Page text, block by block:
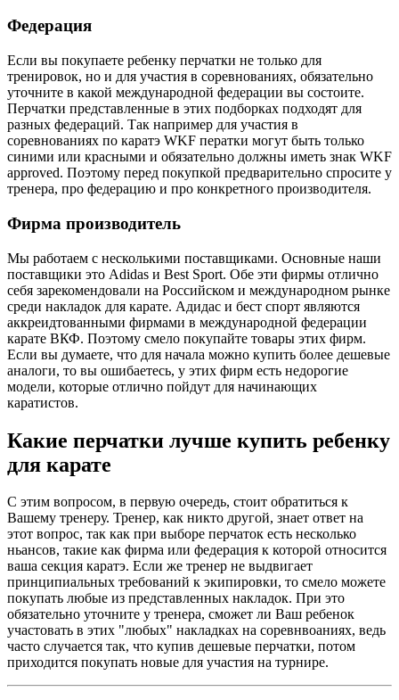
Федерация
Если вы покупаете ребенку перчатки не только для
тренировок, но и для участия в соревнованиях, обязательно
уточните в какой международной федерации вы состоите.
Перчатки представленные в этих подборках подходят для
разных федераций. Так например для участия в
соревнованиях по каратэ WKF ператки могут быть только
синими или красными и обязательно должны иметь знак WKF
approved. Поэтому перед покупкой предварительно спросите у
тренера, про федерацию и про конкретного производителя.
Фирма производитель
Мы работаем с несколькими поставщиками. Основные наши
поставщики это Adidas и Best Sport. Обе эти фирмы отлично
себя зарекомендовали на Российском и международном рынке
среди накладок для карате. Адидас и бест спорт являются
аккреидтованными фирмами в международной федерации
карате ВКФ. Поэтому смело покупайте товары этих фирм.
Если вы думаете, что для начала можно купить более дешевые
аналоги, то вы ошибаетесь, у этих фирм есть недорогие
модели, которые отлично пойдут для начинающих
каратистов.
Какие перчатки лучше купить ребенку
для карате
С этим вопросом, в первую очередь, стоит обратиться к
Вашему тренеру. Тренер, как никто другой, знает ответ на
этот вопрос, так как при выборе перчаток есть несколько
ньансов, такие как фирма или федерация к которой относится
ваша секция каратэ. Если же тренер не выдвигает
принципиальных требований к экипировки, то смело можете
покупать любые из представленных накладок. При это
обязательно уточните у тренера, сможет ли Ваш ребенок
участовать в этих "любых" накладках на соревнвоаниях, ведь
часто случается так, что купив дешевые перчатки, потом
приходится покупать новые для участия на турнире.